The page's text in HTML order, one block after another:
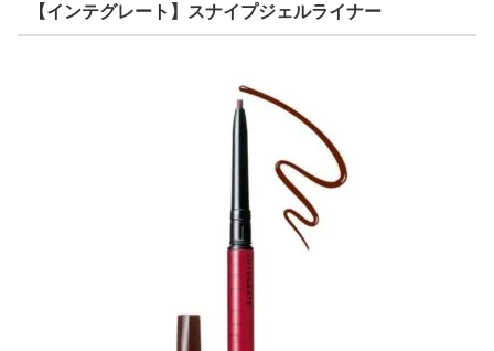
【インテグレート】スナイプジェルライナー